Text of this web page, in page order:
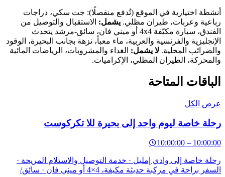
اختيارية في الموقع (تُدفع منفصلًا): جت سكي، دراجات
وعربات، طيران مظلي.يشمل:الاستقبال والتوصيل من
الفندق، سيارة مكيّفة 4x4 أو ميني فان، سائق-مرشد يتحدث
والفرنسية والعربية، ماء معبأ، نزهة بجانب البحيرة، الوقود
المحلية.لا يشمل:الغداء والمشروبات، الرياضات المائية
الطيران المظلي، الإكراميات.
المتاحة
الكل
خاصة ليوم واحد إلى بحيرة للا تكركوست
10:00:00–
خاصة إلى وادي إمليل · خدمة التوصيل والاستلام المريحة ·
السفر براحة في مركبة حديثة مكيفة، 4×4 أو ميني فان · سائق/